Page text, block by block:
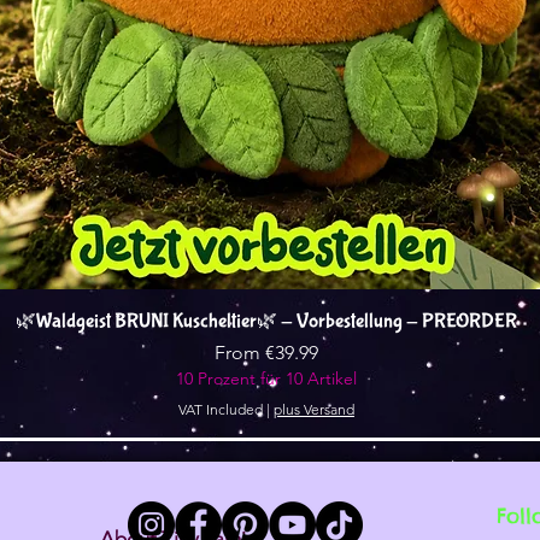
Quick View
🌿Waldgeist BRUNI Kuscheltier🌿 - Vorbestellung - PREORDER
From €39.99
Sale Price
10 Prozent für 10 Artikel
VAT Included| plus Versand